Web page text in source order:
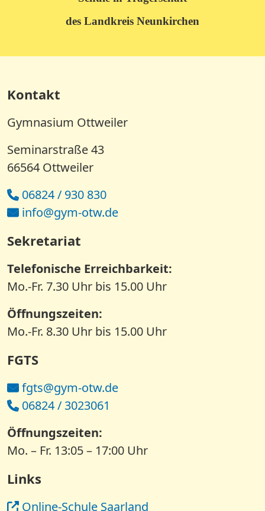
des Landkreis Neunkirchen
Kontakt
Gymnasium Ottweiler
Seminarstraße 43
66564 Ottweiler
06824 / 930 830
info@gym-otw.de
Sekretariat
Telefonische Erreichbarkeit:
Mo.-Fr. 7.30 Uhr bis 15.00 Uhr
Öffnungszeiten:
Mo.-Fr. 8.30 Uhr bis 15.00 Uhr
FGTS
fgts@gym-otw.de
06824 / 3023061
Öffnungszeiten:
Mo. – Fr. 13:05 – 17:00 Uhr
Links
Online-Schule Saarland